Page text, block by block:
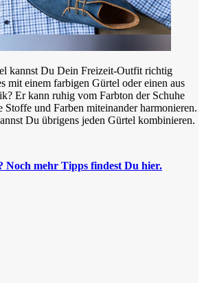
kannst Du Dein Freizeit-Outfit richtig
mit einem farbigen Gürtel oder einen aus
Er kann ruhig vom Farbton der Schuhe
Stoffe und Farben miteinander harmonieren.
Du übrigens jeden Gürtel kombinieren.
Noch mehr Tipps findest Du hier.